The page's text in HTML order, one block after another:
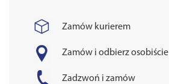
Zamów kurierem
Zamów i odbierz osobiście
Zadzwoń i zamów